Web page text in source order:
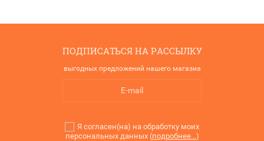
ПОДПИСАТЬСЯ НА РАССЫЛКУ
выгодных предложений нашего магазиа
Я согласен(на) на обработку моих
персональных данных (подробнее...)